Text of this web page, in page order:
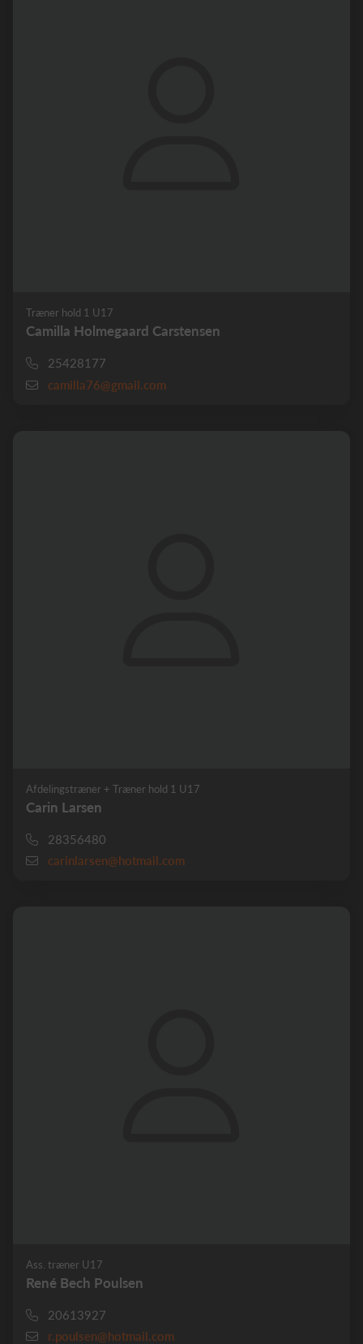
Træner hold 1 U17
Camilla Holmegaard Carstensen
25428177
camilla76@gmail.com
Afdelingstræner + Træner hold 1 U17
Carin Larsen
28356480
carinlarsen@hotmail.com
Ass. træner U17
René Bech Poulsen
20613927
r.poulsen@hotmail.com